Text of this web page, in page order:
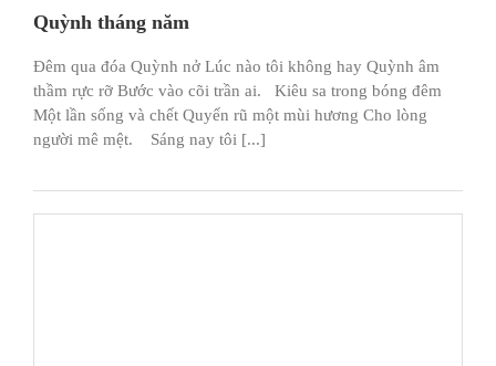
Quỳnh tháng năm
Đêm qua đóa Quỳnh nở Lúc nào tôi không hay Quỳnh âm
thầm rực rỡ Bước vào cõi trần ai. Kiêu sa trong bóng đêm
Một lần sống và chết Quyến rũ một mùi hương Cho lòng
người mê mệt. Sáng nay tôi [...]